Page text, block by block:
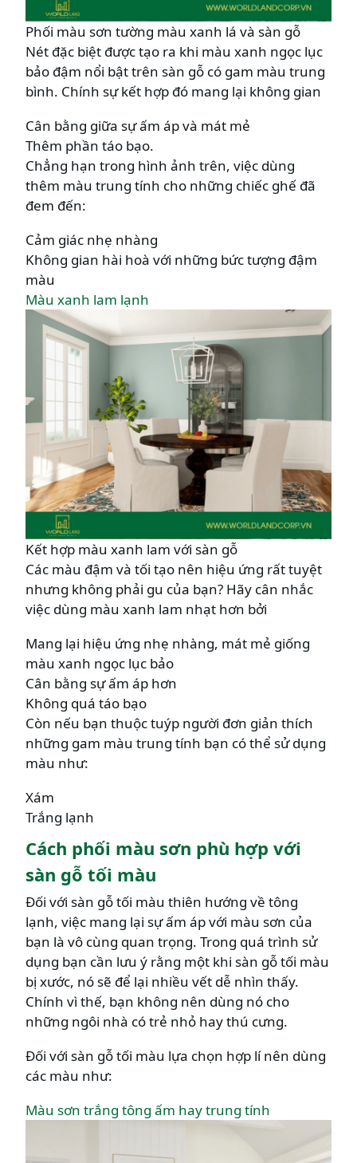
Phối màu sơn tường màu xanh lá và sàn gỗ
Nét đặc biệt được tạo ra khi màu xanh ngọc lục
bảo đậm nổi bật trên sàn gỗ có gam màu trung
bình. Chính sự kết hợp đó mang lại không gian
Cân bằng giữa sự ấm áp và mát mẻ
Thêm phần táo bạo.
Chẳng hạn trong hình ảnh trên, việc dùng
thêm màu trung tính cho những chiếc ghế đã
đem đến:
Cảm giác nhẹ nhàng
Không gian hài hoà với những bức tượng đậm
màu
Màu xanh lam lạnh
Kết hợp màu xanh lam với sàn gỗ
Các màu đậm và tối tạo nên hiệu ứng rất tuyệt
nhưng không phải gu của bạn? Hãy cân nhắc
việc dùng màu xanh lam nhạt hơn bởi
Mang lại hiệu ứng nhẹ nhàng, mát mẻ giống
màu xanh ngọc lục bảo
Cân bằng sự ấm áp hơn
Không quá táo bạo
Còn nếu bạn thuộc tuýp người đơn giản thích
những gam màu trung tính bạn có thể sử dụng
màu như:
Xám
Trắng lạnh
Cách phối màu sơn phù hợp với
sàn gỗ tối màu
Đối với sàn gỗ tối màu thiên hướng về tông
lạnh, việc mang lại sự ấm áp với màu sơn của
bạn là vô cùng quan trọng. Trong quá trình sử
dụng bạn cần lưu ý rằng một khi sàn gỗ tối màu
bị xước, nó sẽ để lại nhiều vết dễ nhìn thấy.
Chính vì thế, bạn không nên dùng nó cho
những ngôi nhà có trẻ nhỏ hay thú cưng.
Đối với sàn gỗ tối màu lựa chọn hợp lí nên dùng
các màu như:
Màu sơn trắng tông ấm hay trung tính